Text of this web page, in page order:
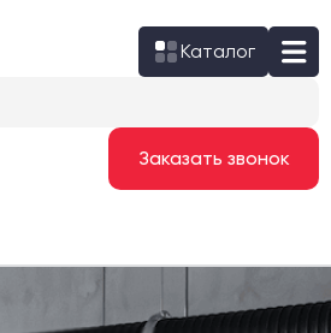
Каталог
Заказать звонок